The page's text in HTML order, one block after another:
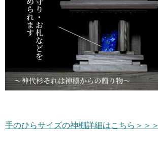
手のひらサイズの神棚詳細はこちら＞＞＞